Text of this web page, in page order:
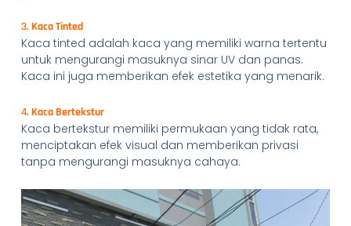
3. Kaca Tinted
Kaca tinted adalah kaca yang memiliki warna tertentu
untuk mengurangi masuknya sinar UV dan panas.
Kaca ini juga memberikan efek estetika yang menarik.
4. Kaca Bertekstur
Kaca bertekstur memiliki permukaan yang tidak rata,
menciptakan efek visual dan memberikan privasi
tanpa mengurangi masuknya cahaya.